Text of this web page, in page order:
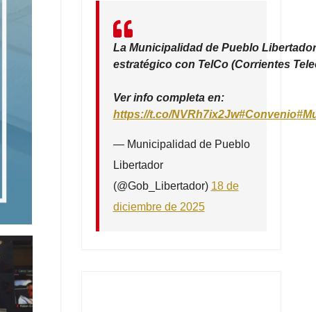
La Municipalidad de Pueblo
estratégico con TelCo (Corrientes
Ver info completa en:
https://t.co/NVRh7ix2Jw#Convenio
— Municipalidad de Pueblo
Libertador
(@Gob_Libertador) 18 de
diciembre de 2025